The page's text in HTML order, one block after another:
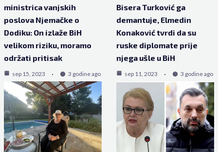
ministrica vanjskih
poslova Njemačke o
Dodiku: On izlaže BiH
velikom riziku, moramo
održati pritisak
sep 15, 2023 3 godine ago
Bisera Turković ga
demantuje, Elmedin
Konaković tvrdi da su
ruske diplomate prije
njega ušle u BiH
sep 11, 2023 3 godine ago